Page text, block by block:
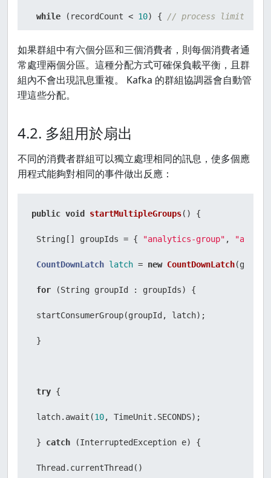
while (recordCount < 10) { // process limited
for (ConsumerRecord<String, String> record :
.getName(), record.partition(),
recordCount++;
consumer.commitSync();
}
consumer.close();
}
如果群組中有六個分區和三個消費者，則每個消費者通
常處理兩個分區。這種分配方式可確保負載平衡，且群
組內不會出現訊息重複。 Kafka 的群組協調器會自動管
理這些分配。
4.2. 多組用於扇出
不同的消費者群組可以獨立處理相同的訊息，使多個應
用程式能夠對相同的事件做出反應：
public void startMultipleGroups() {
String[] groupIds = { "analytics-group" , "audit-
CountDownLatch latch = new CountDownLatch
for (String groupId : groupIds) {
startConsumerGroup(groupId, latch);
}
try {
latch.await(10, TimeUnit.SECONDS);
} catch (InterruptedException e) {
Thread.currentThread()